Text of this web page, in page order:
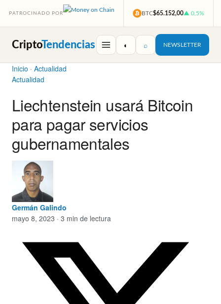
PATROCINADO POR BTC$65.152,00▲ 0,5%
CriptoTendencias ◐ ⌕ NEWSLETTER
Inicio · Actualidad
Actualidad
Liechtenstein usará Bitcoin
para pagar servicios
gubernamentales
Germán Galindo
mayo 8, 2023 · 3 min de lectura